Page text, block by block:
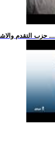
حزب التقدم